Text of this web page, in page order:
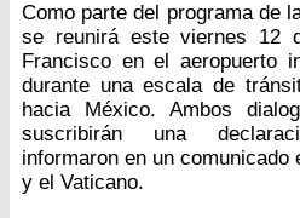
Como parte del programa de
se reunirá este viernes 12
Francisco en el aeropuerto
durante una escala de
hacia México. Ambos
suscribirán una
informaron en un
y el Vaticano.